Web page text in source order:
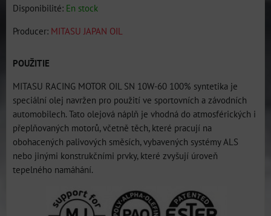
Disponibilité: En stock
Producer: MITASU JAPAN OIL
POUŽITIE
MITASU RACING MOTOR OIL SN 10W-60 100% syntetika je
speciální olej navržen pro použití ve sportovních a závodních
automobilech. Tato olejová náplň je vhodná do atmosférických i
přeplňovaných motorů, včetně těch, které pracují na
obohacených palivových směsích, vybavených systémy ALS
nebo jinými konstrukčními prvky, které zvyšují úroveň
tepelného namáhání.